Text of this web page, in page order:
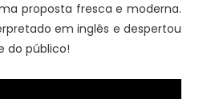
proposta fresca e moderna.
em inglês e despertou
do público!